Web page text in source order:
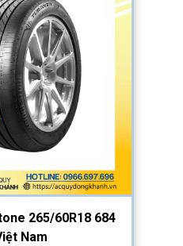
265/60R18 684
Nam